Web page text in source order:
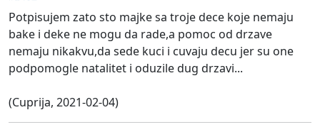
Potpisujem zato sto majke sa troje dece koje nemaju
bake i deke ne mogu da rade,a pomoc od drzave
nemaju nikakvu,da sede kuci i cuvaju decu jer su one
podpomogle natalitet i oduzile dug drzavi...
(Cuprija, 2021-02-04)